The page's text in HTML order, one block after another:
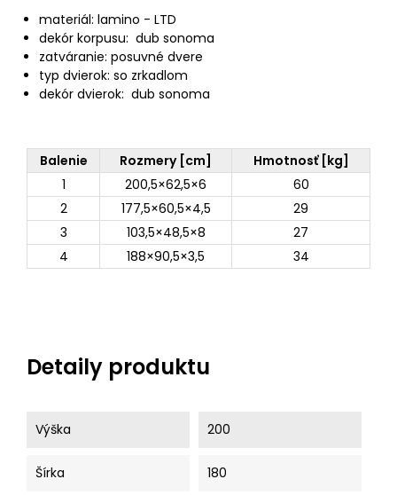
materiál: lamino - LTD
dekór korpusu: dub sonoma
zatváranie: posuvné dvere
typ dvierok: so zrkadlom
dekór dvierok: dub sonoma
Balenie Rozmery [cm]
Hmotnosť [kg]
1
200,5×62,5×6
60
2
177,5×60,5×4,5
29
3
103,5×48,5×8
27
4
188×90,5×3,5 34
Detaily produktu
Výška 200
Šírka 180